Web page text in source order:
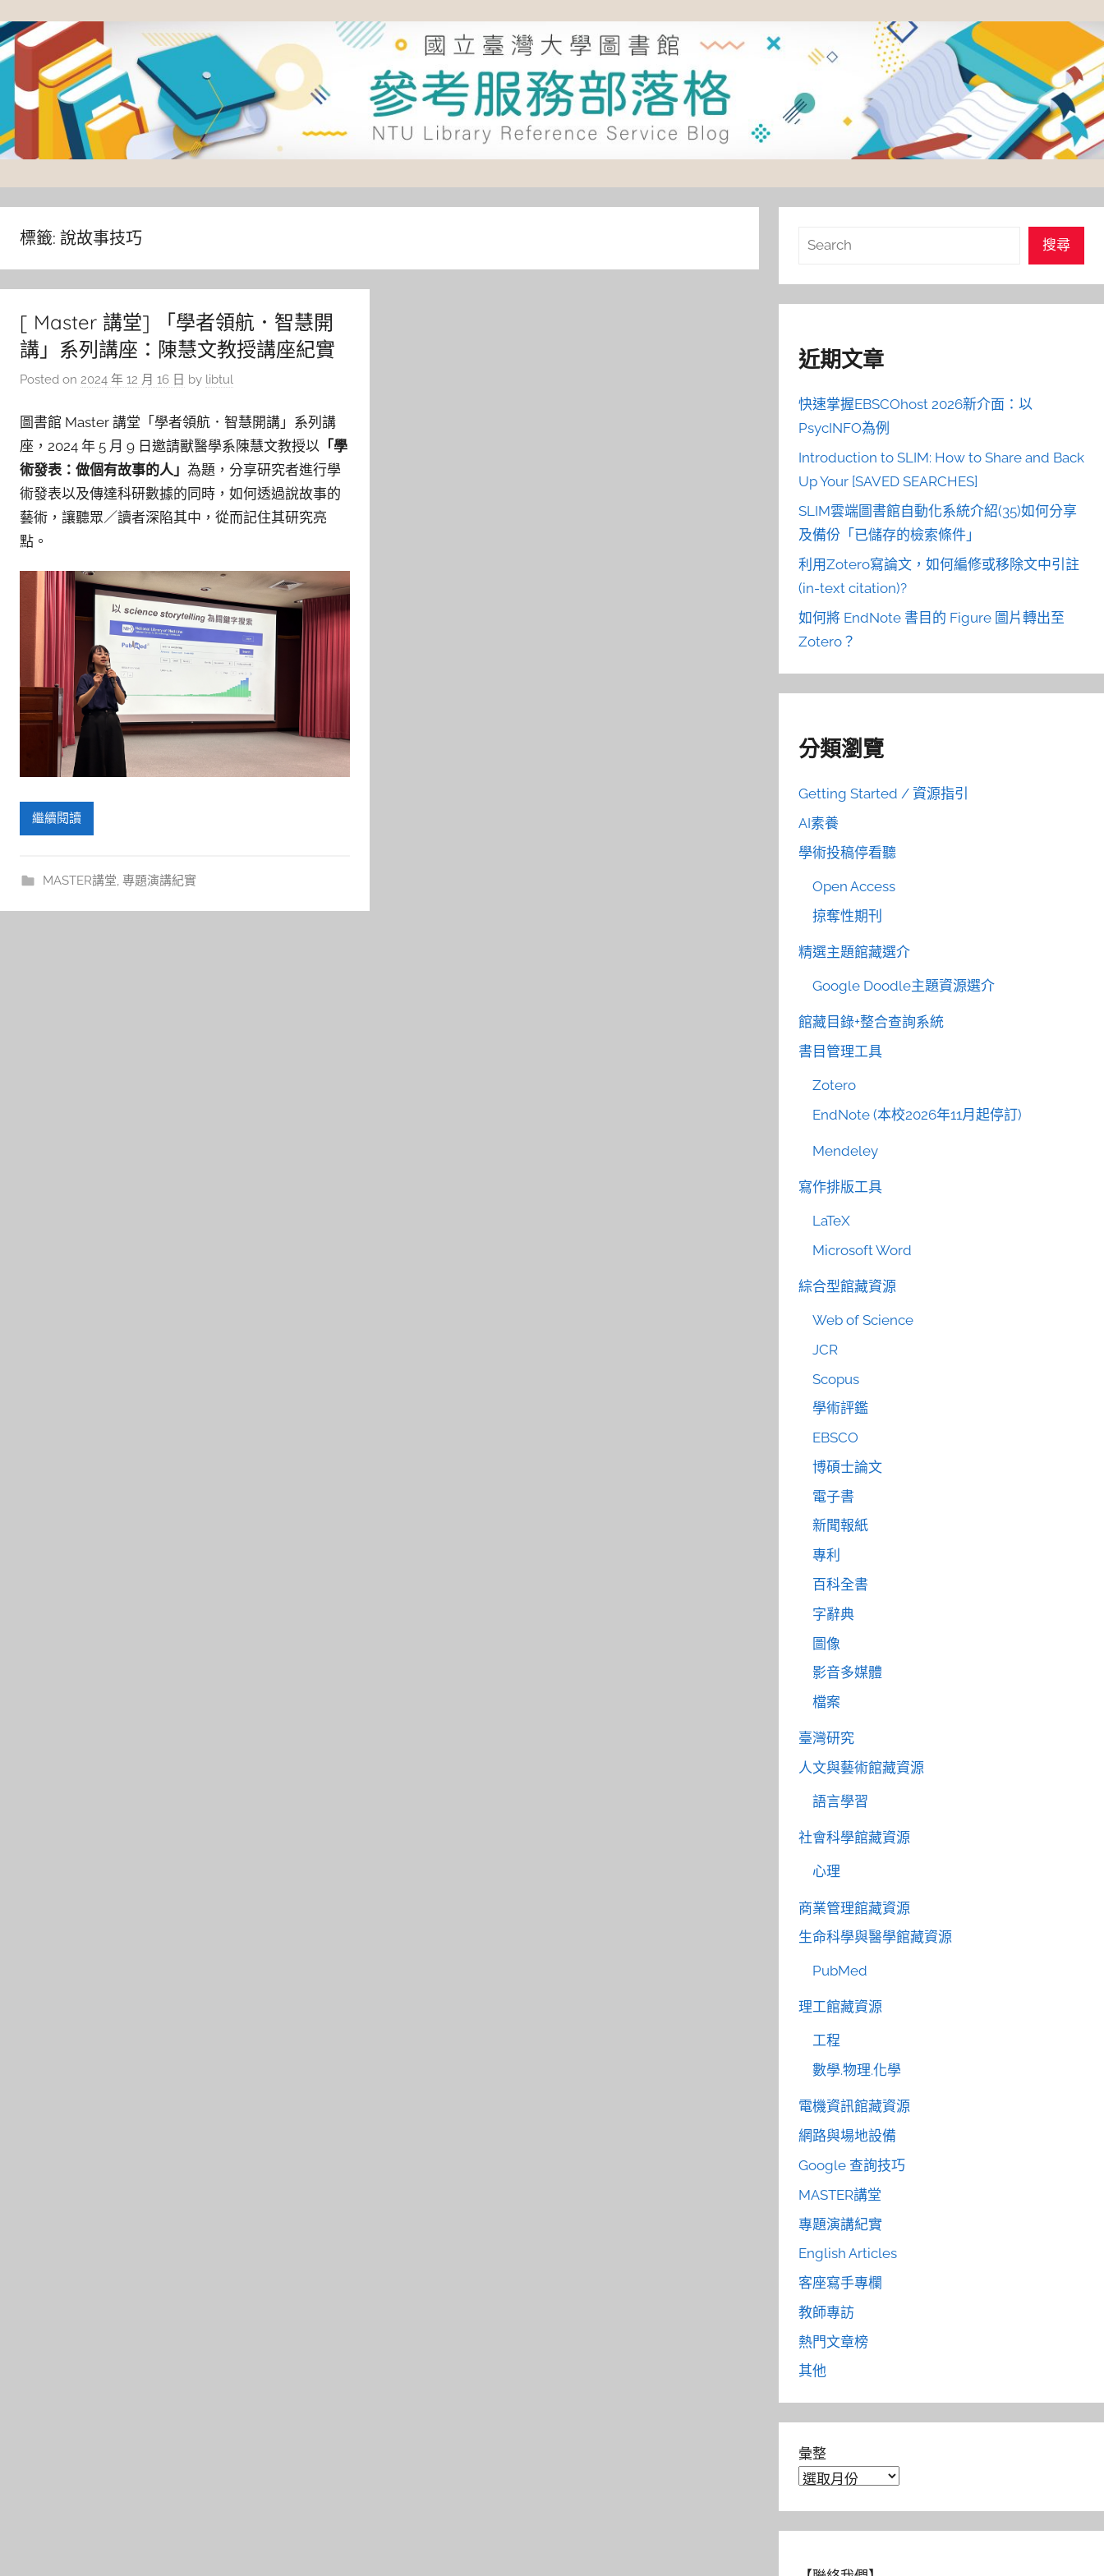
to
content
灣
圖
標籤: 說故事技巧
[ Master 講堂] 「學者領航．智慧開
講」系列講座：陳慧文教授講座紀實
Posted on 2024 年 12 月 16 日 by libtul
圖書館 Master 講堂「學者領航．智慧開講」系列講
座，2024 年 5 月 9 日邀請獸醫學系陳慧文教授以 「學
術發表：做個有故事的人」 為題，分享研究者進行學
術發表以及傳達科研數據的同時，如何透過說故事的
藝術，讓聽眾／讀者深陷其中，從而記住其研究亮
點。
繼續閱讀
MASTER講堂, 專題演講紀實
搜
搜尋
近期文章
快速掌握EBSCOhost 2026新介面：以
PsycINFO為例
Introduction to SLIM: How to Share and Back
Up Your [SAVED SEARCHES]
SLIM雲端圖書館自動化系統介紹(35)如何分享
及備份「已儲存的檢索條件」
利用Zotero寫論文，如何編修或移除文中引註
(in-text citation)?
如何將 EndNote 書目的 Figure 圖片轉出至
Zotero？
分類瀏覽
Getting Started / 資源指引
AI素養
學術投稿停看聽
Open Access
掠奪性期刊
精選主題館藏選介
Google Doodle主題資源選介
館藏目錄+整合查詢系統
書目管理工具
Zotero
EndNote (本校2026年11月起停訂)
Mendeley
寫作排版工具
LaTeX
Microsoft Word
綜合型館藏資源
Web of Science
JCR
Scopus
學術評鑑
EBSCO
博碩士論文
電子書
新聞報紙
專利
百科全書
字辭典
圖像
影音多媒體
檔案
臺灣研究
人文與藝術館藏資源
語言學習
社會科學館藏資源
心理
商業管理館藏資源
生命科學與醫學館藏資源
PubMed
理工館藏資源
工程
數學.物理.化學
電機資訊館藏資源
網路與場地設備
Google 查詢技巧
MASTER講堂
專題演講紀實
English Articles
客座寫手專欄
教師專訪
熱門文章榜
其他
彙整